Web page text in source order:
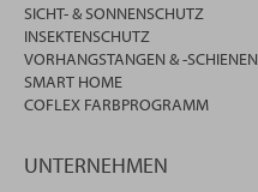
SICHT- & SONNENSCHUTZ
INSEKTENSCHUTZ
VORHANGSTANGEN & -SCHIENEN
SMART HOME
COFLEX FARBPROGRAMM
UNTERNEHMEN